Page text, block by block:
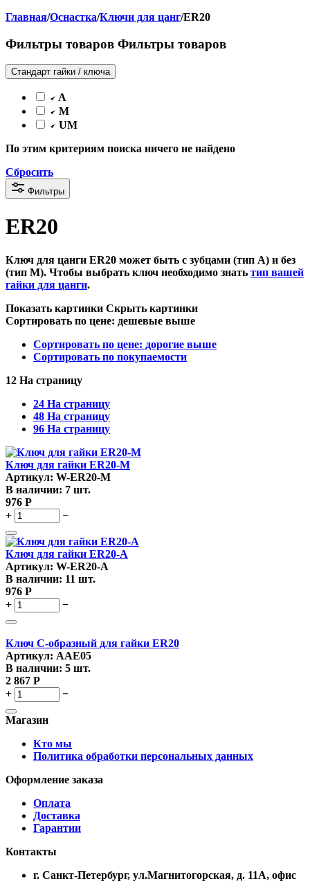
Главная/Оснастка/Ключи для цанг/ER20
Фильтры товаров Фильтры товаров
Стандарт гайки / ключа
A
M
UM
По этим критериям поиска ничего не найдено
Сбросить
Фильтры
ER20
Ключ для цанги ER20 может быть с зубцами (тип A) и без
(тип M). Чтобы выбрать ключ необходимо знать тип вашей
гайки для цанги.
Показать картинки Скрыть картинки
Сортировать по цене: дешевые выше
Сортировать по цене: дорогие выше
Сортировать по покупаемости
12 На страницу
24 На страницу
48 На страницу
96 На страницу
Ключ для гайки ER20-M
Артикул: W-ER20-M
В наличии: 7 шт.
976 Р
+
−
Ключ для гайки ER20-A
Артикул: W-ER20-A
В наличии: 11 шт.
976 Р
+
−
Ключ C-образный для гайки ER20
Артикул: AAE05
В наличии: 5 шт.
2 867 Р
+
−
Магазин
Кто мы
Политика обработки персональных данных
Оформление заказа
Оплата
Доставка
Гарантии
Контакты
г. Санкт-Петербург, ул.Магнитогорская, д. 11А, офис